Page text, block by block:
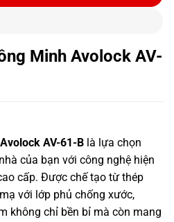
Minh Avolock AV-
AV-61-B là lựa chọn
của bạn với công nghệ hiện
cấp. Được chế tạo từ thép
với lớp phủ chống xước,
không chỉ bền bỉ mà còn mang